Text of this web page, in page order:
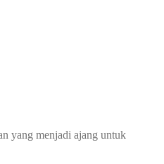
yang menjadi ajang untuk